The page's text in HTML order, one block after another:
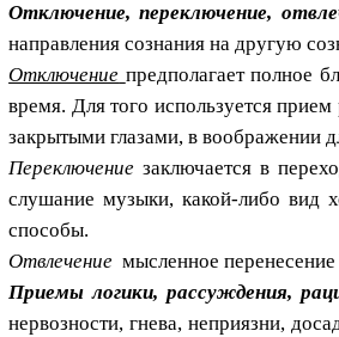
Отключение, переключение,
направления сознания на другую
Отключение предполагает полное
время. Для того используется
закрытыми глазами, в воображении
Переключение заключается в
слушание музыки, какой-либо вид
способы.
Отвлечение мысленное перенесение
Приемы логики, рассуждения,
нервозности, гнева, неприязни,